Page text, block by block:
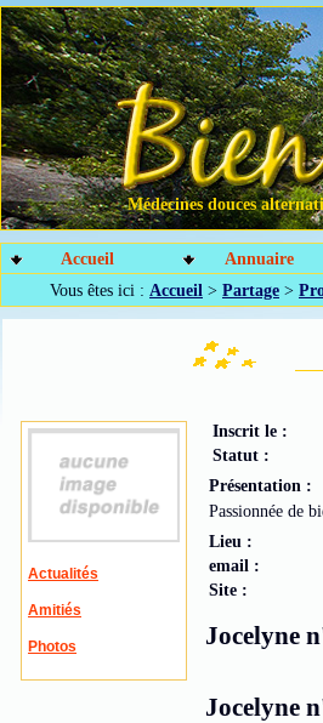
Médecines douces
Accueil Annuaire
Vous êtes ici : Accueil > Partage >
Actualités
Amitiés
Photos
Inscrit le :
Statut :
Présentation :
Passionnée de
Lieu :
email :
Site :
Jocelyne
Jocelyne